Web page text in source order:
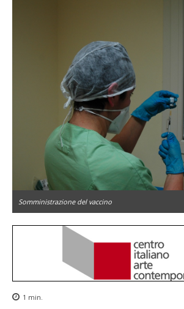
Somministrazione del vaccino
1 min.